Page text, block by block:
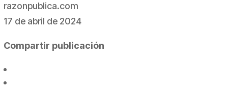
razonpublica.com
17 de abril de 2024
Compartir publicación